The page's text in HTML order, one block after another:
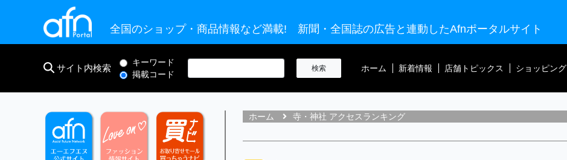
全国のショップ・商品情報など満載! 新聞・全国誌の広告と連動したAfnポータルサイト
サイト内検索
キーワード
掲載コード
ホーム 新着情報 店舗トピックス ショッピング
ホーム 寺・神社 アクセスランキング